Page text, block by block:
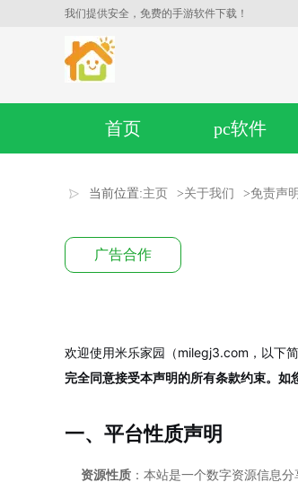
我们提供安全，免费的手游软件下载！
首页 pc软件
当前位置:主页 >关于我们 >免责声明
广告合作
欢迎使用米乐家园（milegj3.com，以下
完全同意接受本声明的所有条款约束。如
一、平台性质声明
资源性质 ：本站是一个数字资源信息